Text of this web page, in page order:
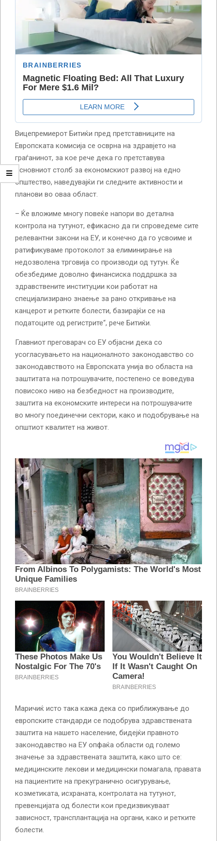
Вицепремиерот Битиќи пред претставниците на
Европската комисија се осврна на здравјето на
граѓанинот, за кое рече дека го претставува
основниот столб за економскиот развој на едно
општество, наведувајќи ги следните активности и
планови во оваа област.
– Ќе вложиме многу повеќе напори во детална
контрола на тутунот, ефикасно да ги спроведеме сите
релевантни закони на ЕУ, и конечно да го усвоиме и
ратификуваме протоколот за елиминирање на
недозволена трговија со производи од тутун. Ќе
обезбедиме доволно финансиска поддршка за
здравствените институции кои работат на
специјализирано знаење за рано откривање на
канцерот и ретките болести, базирајќи се на
податоците од регистрите“, рече Битиќи.
Главниот преговарач со ЕУ објасни дека со
усогласувањето на националното законодавство со
законодавството на Европската унија во областа на
заштитата на потрошувачите, постепено се воведува
повисоко ниво на безбедност на производите,
заштита на економските интереси на потрошувачите
во многу поединечни сектори, како и подобрување на
општиот квалитет на живот.
Маричиќ исто така кажа дека со приближување до
европските стандарди се подобрува здравствената
заштита на нашето население, бидејќи правното
законодавство на ЕУ опфаќа области од големо
значење за здравствената заштита, како што се:
медицинските лекови и медицински помагала, правата
на пациентите на прекугранично осигурување,
козметиката, исхраната, контролата на тутунот,
превенцијата од болести кои предизвикуваат
зависност, трансплантација на органи, како и ретките
болести.